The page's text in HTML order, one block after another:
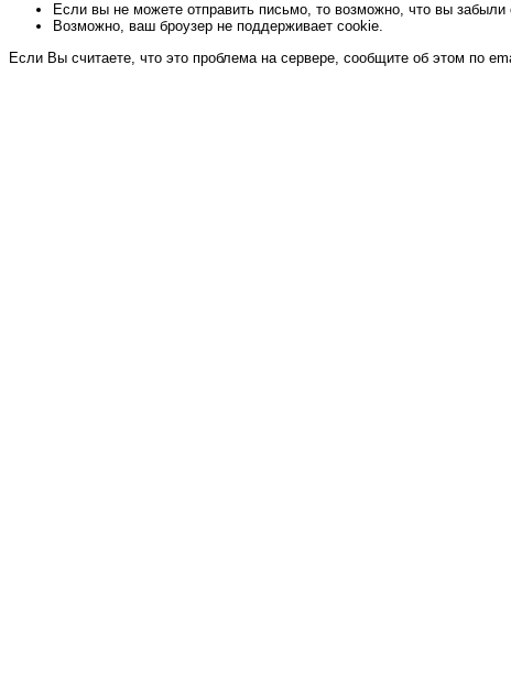
Если вы не можете отправить письмо, то возможно, что вы забыли
Возможно, ваш броузер не поддерживает cookie.
Если Вы считаете, что это проблема на сервере, сообщите об этом по